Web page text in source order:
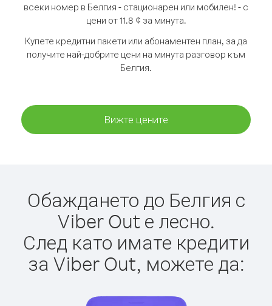
всеки номер в Белгия - стационарен или мобилен! - с
цени от 11.8 ¢ за минута.
Купете кредитни пакети или абонаментен план, за да
получите най-добрите цени на минута разговор към
Белгия.
Вижте цените
Обаждането до Белгия с
Viber Out е лесно.
След като имате кредити
за Viber Out, можете да: